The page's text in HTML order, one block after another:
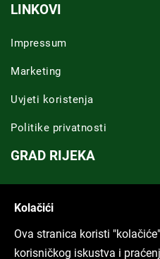
LINKOVI
Impressum
Marketing
Uvjeti koristenja
Politike privatnosti
GRAD RIJEKA
ARHIVA TEKSTOVA
Kolačići
Ova stranica koristi
korisničkog iskustva i